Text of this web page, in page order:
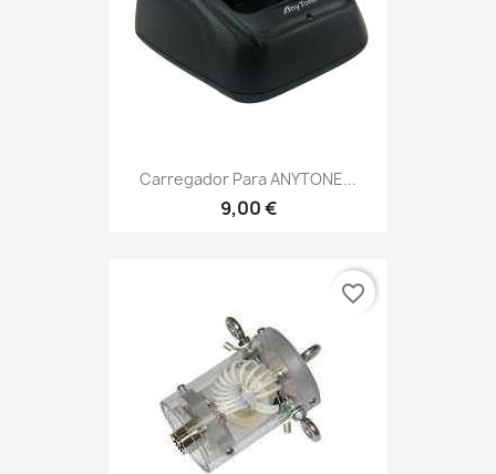
Carregador Para ANYTONE...
9,00 €
favorite_border